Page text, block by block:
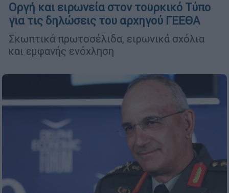
Οργή και ειρωνεία στον τουρκικό Τύπο
για τις δηλώσεις του αρχηγού ΓΕΕΘΑ
Σκωπτικά πρωτοσέλιδα, ειρωνικά σχόλια
και εμφανής ενόχληση